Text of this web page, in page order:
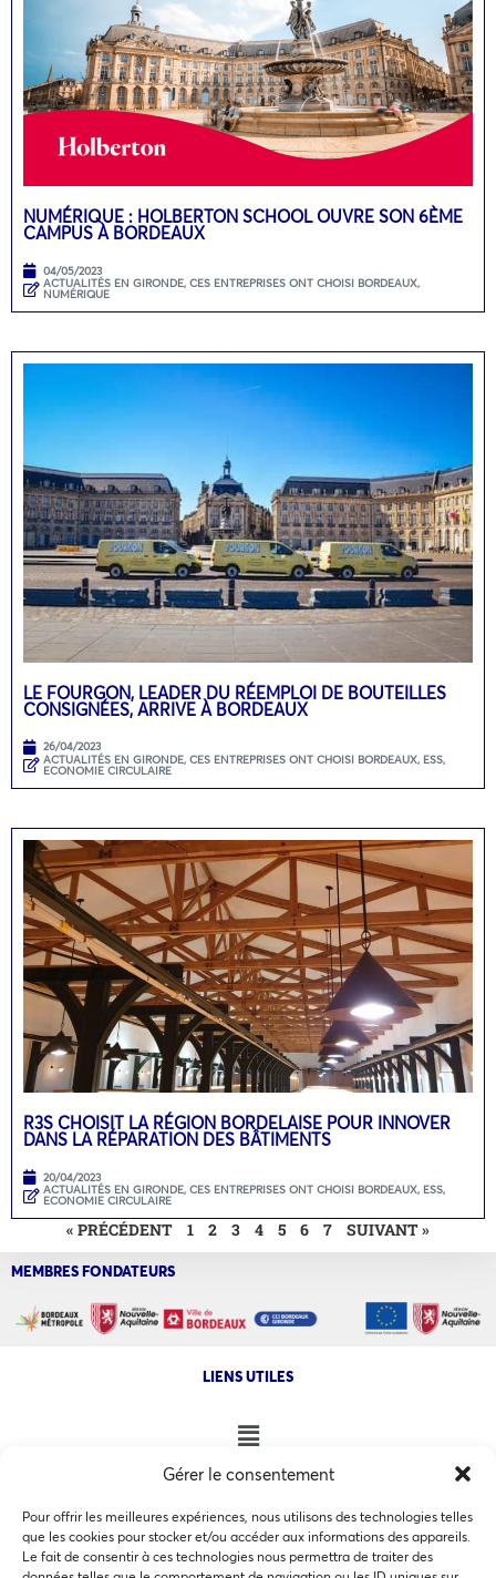
Gérer le consentement
Pour offrir les meilleures expériences, nous utilisons des technologies telles
que les cookies pour stocker et/ou accéder aux informations des appareils.
Le fait de consentir à ces technologies nous permettra de traiter des
NUMÉRIQUE : HOLBERTON SCHOOL OUVRE SON 6ÈME
CAMPUS À BORDEAUX
04/05/2023
ACTUALITÉS EN GIRONDE, CES ENTREPRISES ONT CHOISI BORDEAUX,
NUMÉRIQUE
LE FOURGON, LEADER DU RÉEMPLOI DE BOUTEILLES
CONSIGNÉES, ARRIVE À BORDEAUX
26/04/2023
ACTUALITÉS EN GIRONDE, CES ENTREPRISES ONT CHOISI BORDEAUX, ESS,
ECONOMIE CIRCULAIRE
R3S CHOISIT LA RÉGION BORDELAISE POUR INNOVER
DANS LA RÉPARATION DES BÂTIMENTS
20/04/2023
ACTUALITÉS EN GIRONDE, CES ENTREPRISES ONT CHOISI BORDEAUX, ESS,
ECONOMIE CIRCULAIRE
« PRÉCÉDENT 1 2 3 4 5 6 7 SUIVANT »
MEMBRES FONDATEURS
LIENS UTILES
NOS AUTRES SITES